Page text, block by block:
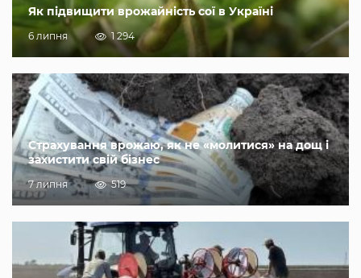
Як підвищити врожайність сої в Україні
6 липня 1 294
Страхування врожаю, як не «молитися» на дощ і
захистити свій бізнес
7 липня 519